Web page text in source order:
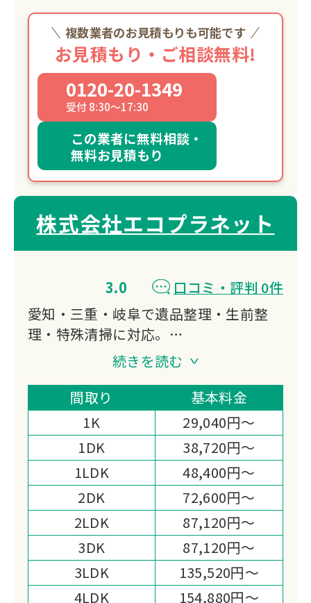
複数業者のお見積もりも可能です
お見積もり・ご相談無料!
0120-20-1349
受付 8:30～17:30
この業者に無料相談・
無料お見積もり
株式会社エコプラネット
3.0
口コミ・評判 0件
愛知・三重・岐阜で遺品整理・生前整
理・特殊清掃に対応。
廃棄物処理の資格を持つプロスタッフが
自社処理でスピーディーかつ低価格を実
現します。
仏壇・位牌の魂抜き供養も可能です。
続きを読む
間取り
基本料金
1K
29,040円～
1DK
38,720円～
1LDK
48,400円～
2DK
72,600円～
2LDK
87,120円～
3DK
87,120円～
3LDK
135,520円～
4LDK
154,880円～